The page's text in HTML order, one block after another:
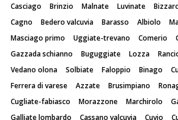
Casciago
Brinzio Malnate Luvinate
Cagno
Bedero valcuvia Barasso Albiolo
Masciago primo
Uggiate-trevano Comerio
Gazzada schianno
Buguggiate Lozza
Vedano olona
Solbiate Faloppio Binago
Ferrera di varese
Azzate Brusimpiano
Cugliate-fabiasco
Morazzone Marchirolo
Galliate lombardo
Cassano valcuvia Cuvio